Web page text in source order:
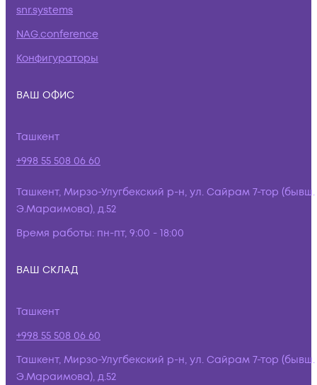
snr.systems
NAG.conference
Конфигураторы
ВАШ ОФИС
Ташкент
+998 55 508 06 60
Ташкент, Мирзо-Улугбекский р-н, ул. Сайрам 7-тор (бывш.
Э.Мараимова), д.52
Время работы: пн-пт, 9:00 - 18:00
ВАШ СКЛАД
Ташкент
+998 55 508 06 60
Ташкент, Мирзо-Улугбекский р-н, ул. Сайрам 7-тор (бывш.
Э.Мараимова), д.52